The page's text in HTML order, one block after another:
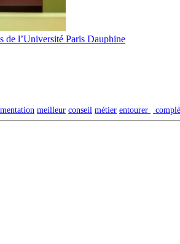
de l’Université Paris Dauphine
meilleur conseil métier entourer